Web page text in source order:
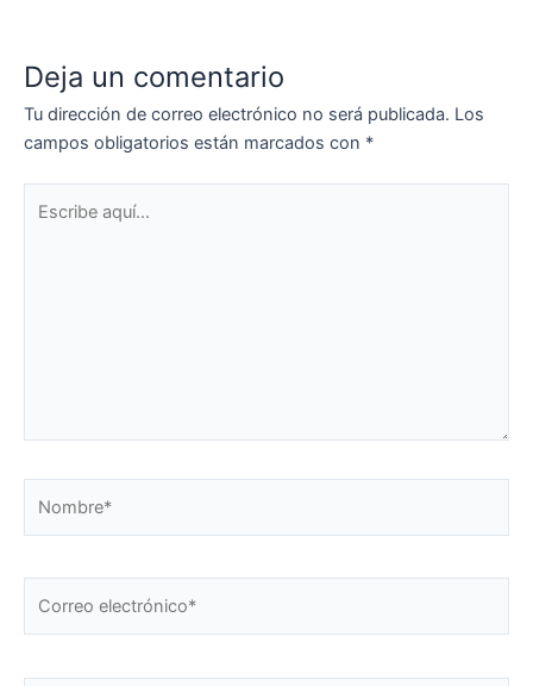
Deja un comentario
Tu dirección de correo electrónico no será publicada. Los
campos obligatorios están marcados con *
aquí...
electrónico*